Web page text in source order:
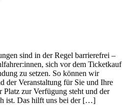
sind in der Regel barrierefrei –
sich vor dem Ticketkauf
zu setzen. So können wir
der Veranstaltung für Sie und Ihre
Platz zur Verfügung steht und der
ist. Das hilft uns bei der […]